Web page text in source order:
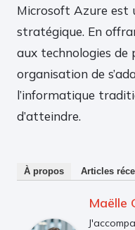
Microsoft Azure est
stratégique. En
aux technologies
organisation de
l’informatique
d’atteindre.
À propos Articles
Maëlle